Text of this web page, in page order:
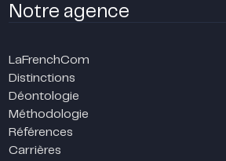
Notre agence
LaFrenchCom
Distinctions
Déontologie
Méthodologie
Références
Carrières